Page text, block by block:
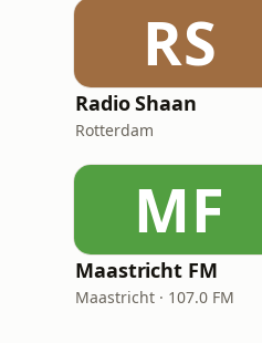
RS
Radio Shaan
Rotterdam
MF
Maastricht FM
Maastricht · 107.0 FM